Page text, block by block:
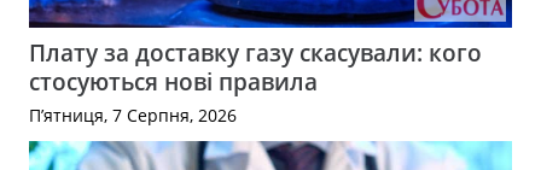
Плату за доставку газу скасували: кого
стосуються нові правила
П’ятниця, 7 Серпня, 2026